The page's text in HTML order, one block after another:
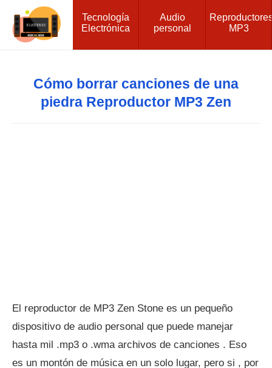
Tecnología
Electrónica
Audio
personal
MP3
Cómo borrar canciones de una
piedra Reproductor MP3 Zen
El reproductor de MP3 Zen Stone es un pequeño
dispositivo de audio personal que puede manejar
hasta mil .mp3 o .wma archivos de canciones . Eso
es un montón de música en un solo lugar, pero si , por